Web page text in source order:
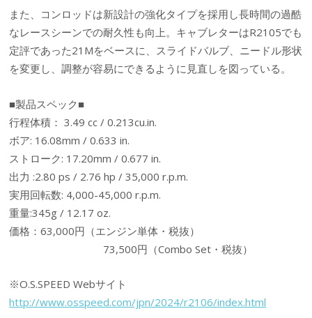
また、コンロッドは新設計の強化タイプを採用し長時間の過酷
なレースシーンでの耐久性も向上。キャブレターはR2105でも
定評であった21Mをベースに、スライドバルブ、ニードル形状
を変更し、調整が容易にできるように見直しを図っている。
■製品スペック■
行程体積： 3.49 cc / 0.213cu.in.
ボア: 16.08mm / 0.633 in.
ストローク: 17.20mm / 0.677 in.
出力 :2.80 ps / 2.76 hp / 35,000 r.p.m.
実用回転数: 4,000-45,000 r.p.m.
重量:345g / 12.17 oz.
価格：63,000円（エンジン単体・税抜）
73,500円（Combo Set・税抜）
※O.S.SPEED Webサイト
http://www.osspeed.com/jpn/2024/r2106/index.html